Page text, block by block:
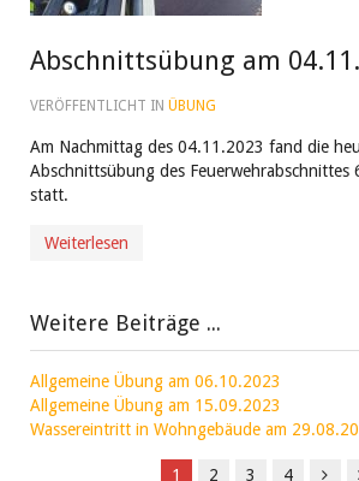
Abschnittsübung am
VERÖFFENTLICHT IN ÜBUNG
Am Nachmittag des 04.11.2023 fand die
Abschnittsübung des Feuerwehrabschnittes
statt.
Weiterlesen
Weitere Beiträge ...
Allgemeine Übung am 06.10.2023
Allgemeine Übung am 15.09.2023
Wassereintritt in Wohngebäude am
1 2 3 4